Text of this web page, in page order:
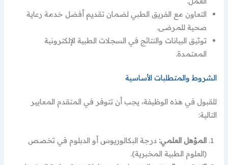
التعاون مع الفريق الطبي لضمان تقديم أفضل خدمة رعاية
صحية للمرضى.
توثيق البيانات والنتائج في السجلات الطبية الإلكترونية
المعتمدة.
الشروط والمتطلبات الأساسية
للقبول في هذه الوظيفة، يجب أن تتوفر في المتقدم المعايير
التالية:
المؤهل العلمي: درجة البكالوريوس أو الدبلوم في تخصص
(العلوم الطبية المخبرية).